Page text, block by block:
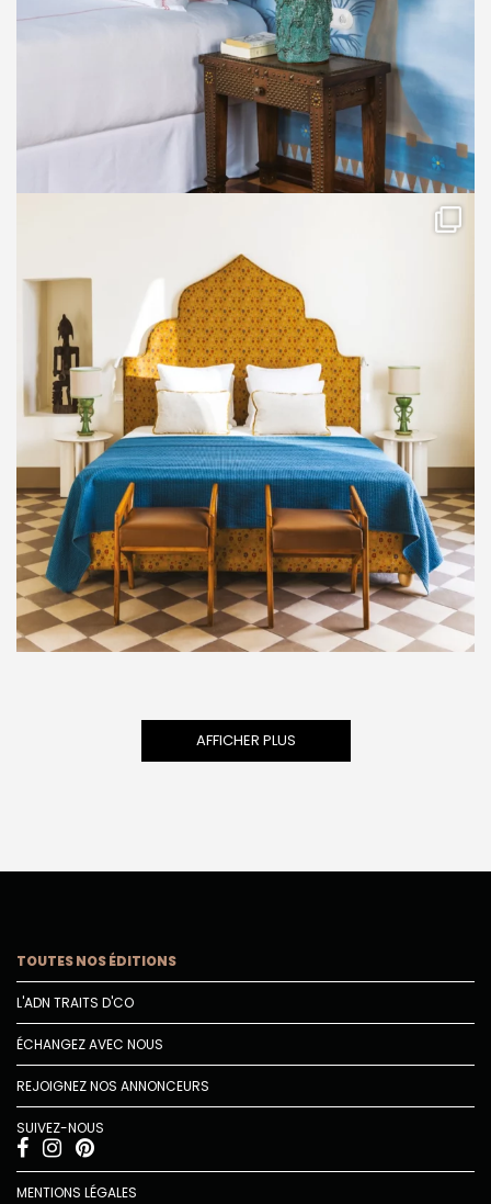
AFFICHER PLUS
TOUTES NOS ÉDITIONS
L'ADN TRAITS D'CO
ÉCHANGEZ AVEC NOUS
REJOIGNEZ NOS ANNONCEURS
SUIVEZ-NOUS
MENTIONS LÉGALES